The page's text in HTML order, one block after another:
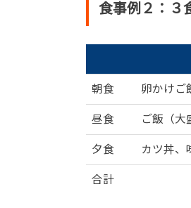
食事例２：３
朝食 卵かけご
昼食 ご飯（大
夕食 カツ丼、
合計